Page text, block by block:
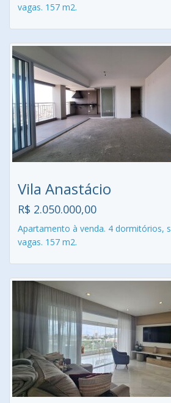
vagas. 157 m2.
Vila Anastácio
R$ 2.050.000,00
Apartamento à venda. 4 dormitórios,
vagas. 157 m2.